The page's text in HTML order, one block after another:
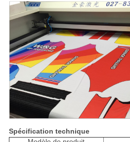
Spécification technique